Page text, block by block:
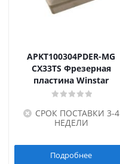
APKT100304PDER-MG
CX33TS Фрезерная
пластина Winstar
СРОК ПОСТАВКИ 3-4
НЕДЕЛИ
Подробнее